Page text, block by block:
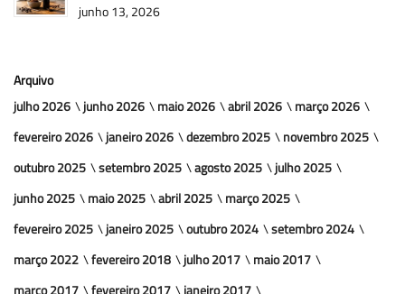
junho 13, 2026
Arquivo
julho 2026
junho 2026 maio 2026 abril 2026
março 2026
fevereiro 2026
janeiro 2026 dezembro 2025
novembro 2025
outubro 2025
setembro 2025 agosto 2025
julho 2025
junho 2025
maio 2025 abril 2025
março 2025
fevereiro 2025
janeiro 2025 outubro 2024
setembro 2024
março 2022
fevereiro 2018 julho 2017
maio 2017
março 2017
fevereiro 2017 janeiro 2017